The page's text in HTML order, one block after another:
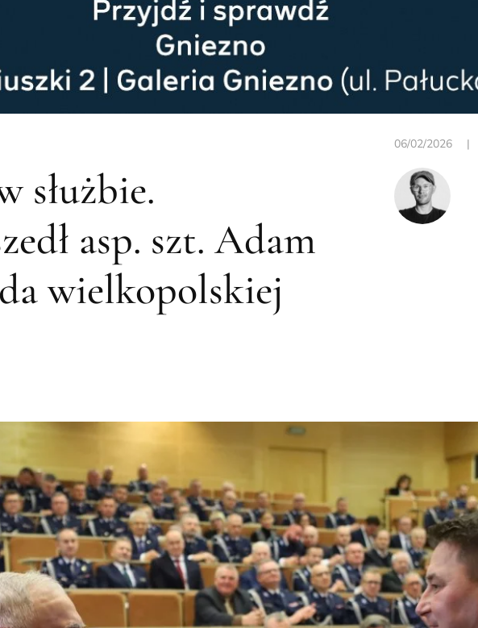
służbie.
asp. szt. Adam
wielkopolskiej
06/02/2026|